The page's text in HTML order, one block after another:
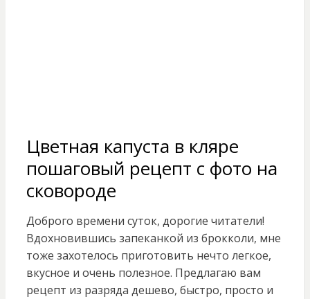
Цветная капуста в кляре
пошаговый рецепт с фото на
сковороде
Доброго времени суток, дорогие читатели!
Вдохновившись запеканкой из брокколи, мне
тоже захотелось приготовить нечто легкое,
вкусное и очень полезное. Предлагаю вам
рецепт из разряда дешево, быстро, просто и